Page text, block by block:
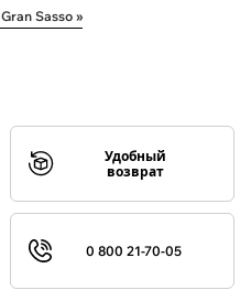
Sasso »
Удобный
возврат
0 800 21-70-05